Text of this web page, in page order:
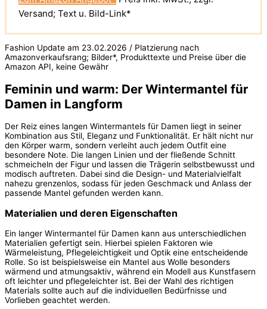
Versand; Text u. Bild-Link*
Fashion Update am 23.02.2026 / Platzierung nach
Amazonverkaufsrang; Bilder*, Produkttexte und Preise über die
Amazon API, keine Gewähr
Feminin und warm: Der Wintermantel für
Damen in Langform
Der Reiz eines langen Wintermantels für Damen liegt in seiner
Kombination aus Stil, Eleganz und Funktionalität. Er hält nicht nur
den Körper warm, sondern verleiht auch jedem Outfit eine
besondere Note. Die langen Linien und der fließende Schnitt
schmeicheln der Figur und lassen die Trägerin selbstbewusst und
modisch auftreten. Dabei sind die Design- und Materialvielfalt
nahezu grenzenlos, sodass für jeden Geschmack und Anlass der
passende Mantel gefunden werden kann.
Materialien und deren Eigenschaften
Ein langer Wintermantel für Damen kann aus unterschiedlichen
Materialien gefertigt sein. Hierbei spielen Faktoren wie
Wärmeleistung, Pflegeleichtigkeit und Optik eine entscheidende
Rolle. So ist beispielsweise ein Mantel aus Wolle besonders
wärmend und atmungsaktiv, während ein Modell aus Kunstfasern
oft leichter und pflegeleichter ist. Bei der Wahl des richtigen
Materials sollte auch auf die individuellen Bedürfnisse und
Vorlieben geachtet werden.